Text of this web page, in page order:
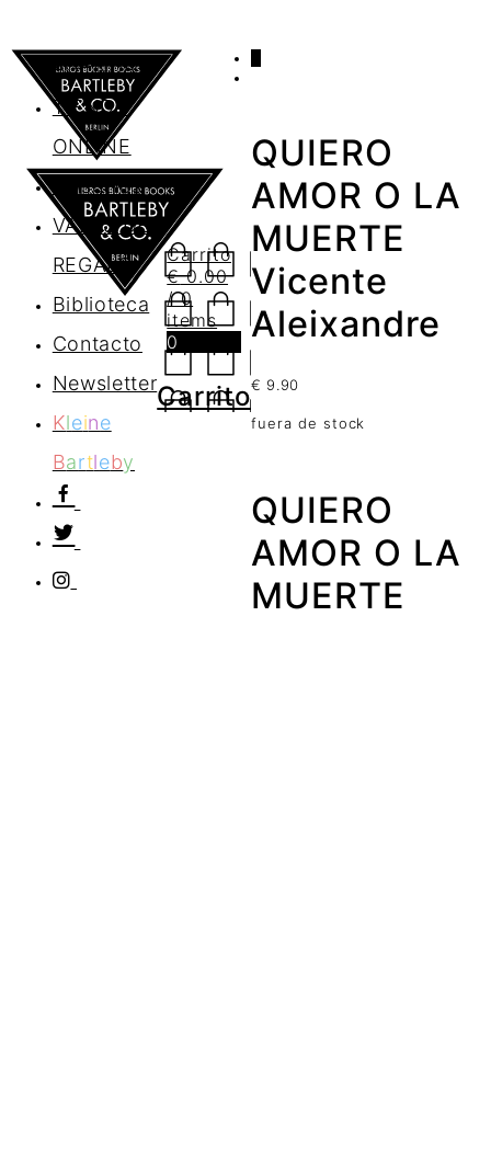
AGENDA
TIENDA
ONLINE
Nosotros
VALES DE
REGALO
Biblioteca
Contacto
Newsletter
Kleine
Bartleby
Carrito
€0.00
/ 0
items
0
Carrito
QUIERO
AMOR O LA
MUERTE
Vicente
Aleixandre
€ 9.90
fuera de stock
QUIERO
AMOR O LA
MUERTE